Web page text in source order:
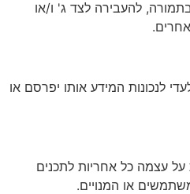
להעבירה לצד ג' ו/או
לנכונות המידע אותו יפרסם או
על עצמה כל אחריות לתכנים
או המנויים.